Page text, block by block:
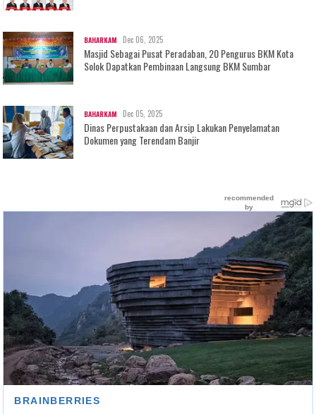
BAHARKAM Dec 06, 2025
Masjid Sebagai Pusat Peradaban, 20 Pengurus BKM Kota
Solok Dapatkan Pembinaan Langsung BKM Sumbar
BAHARKAM Dec 05, 2025
Dinas Perpustakaan dan Arsip Lakukan Penyelamatan
Dokumen yang Terendam Banjir